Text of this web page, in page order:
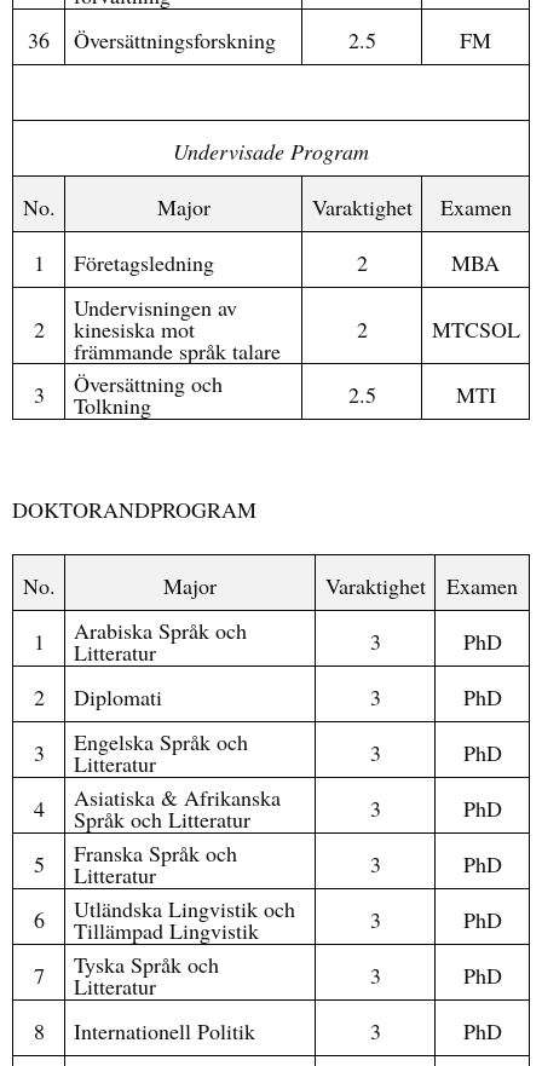
36
Översättningsforskning 2.5 FM
Undervisade Program
No.
Major Varaktighet
Examen
1
Företagsledning 2 MBA
2
Undervisningen av
kinesiska mot
främmande språk talare
2 MTCSOL
3 Översättning och
Tolkning 2.5 MTI
DOKTORANDPROGRAM
No. Major Varaktighet
Examen
1
Arabiska Språk och
Litteratur 3
PhD
2
Diplomati 3
PhD
3
Engelska Språk och
Litteratur 3
PhD
4
Asiatiska & Afrikanska
Språk och Litteratur 3
PhD
5
Franska Språk och
Litteratur 3
PhD
6
Utländska Lingvistik och
Tillämpad Lingvistik 3
PhD
7
Tyska Språk och
Litteratur 3
PhD
8
Internationell Politik 3
PhD